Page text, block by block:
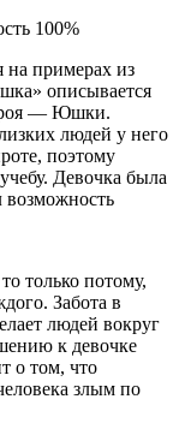
100%
на примерах из
описывается
— Юшки.
людей у него
поэтому
Девочка была
только потому,
Забота в
людей вокруг
к девочке
о том, что
злым по